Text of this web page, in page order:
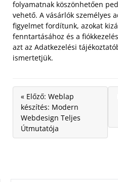
folyamatnak köszönhetően
vehető. A vásárlók személyes
figyelmet fordítunk, azokat
fenntartásához és a
azt az Adatkezelési
ismertetjük.
« Előző: Weblap
készítés: Modern
Webdesign Teljes
Útmutatója